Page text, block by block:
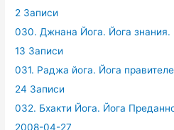
2 Записи
030. Джнана Йога. Йога знания.
13 Записи
031. Раджа йога. Йога
24 Записи
032. Бхакти Йога. Йога
2008-04-27